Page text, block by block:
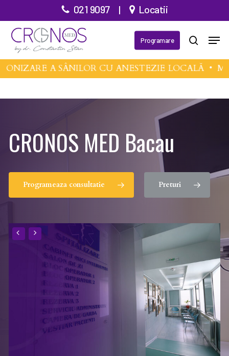
la
conținutul
principal
021 9097| Locatii
Programare căutare
A SÂNILOR CU ANESTEZIE LOCALĂ • MIA
CRONOS MED Bacau
Programeaza consultatie Preturi